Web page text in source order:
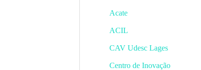
Acate
ACIL
CAV Udesc Lages
Centro de Inovação